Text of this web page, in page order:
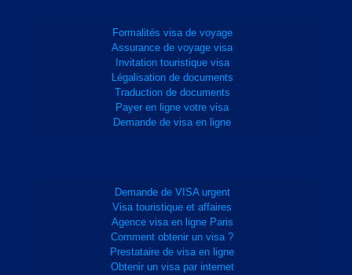
Formalités visa de voyage
Assurance de voyage visa
Invitation touristique visa
Légalisation de documents
Traduction de documents
Payer en ligne votre visa
Demande de visa en ligne
Demande de VISA urgent
Visa touristique et affaires
Agence visa en ligne Paris
Comment obtenir un visa ?
Prestataire de visa en ligne
Obtenir un visa par internet